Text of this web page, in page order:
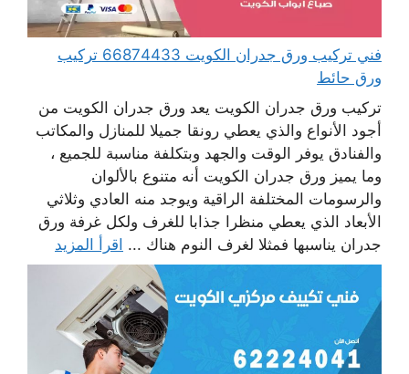
فني تركيب ورق جدران الكويت 66874433 تركيب
ورق حائط
تركيب ورق جدران الكويت يعد ورق جدران الكويت من
أجود الأنواع والذي يعطي رونقا جميلا للمنازل والمكاتب
والفنادق يوفر الوقت والجهد وبتكلفة مناسبة للجميع ،
وما يميز ورق جدران الكويت أنه متنوع بالألوان
والرسومات المختلفة الراقية ويوجد منه العادي وثلاثي
الأبعاد الذي يعطي منظرا جذابا للغرف ولكل غرفة ورق
جدران يناسبها فمثلا لغرف النوم هناك ... اقرأ المزيد